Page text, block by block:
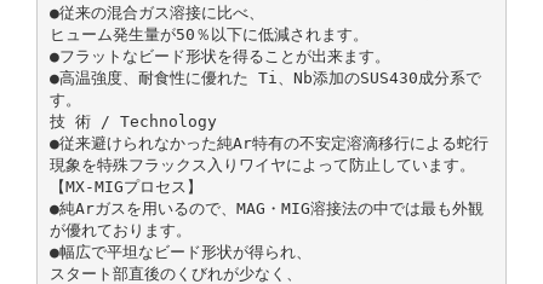
●従来の混合ガス溶接に比べ、
ヒューム発生量が50％以下に低減されます。
●フラットなビード形状を得ることが出来ます。
●高温強度、耐食性に優れた Ti、Nb添加のSUS430成分系で
す。
技 術 / Technology
●従来避けられなかった純Ar特有の不安定溶滴移行による蛇行
現象を特殊フラックス入りワイヤによって防止しています。
【MX-MIGプロセス】
●純Arガスを用いるので、MAG・MIG溶接法の中では最も外観
が優れております。
●幅広で平坦なビード形状が得られ、
スタート部直後のくびれが少なく、